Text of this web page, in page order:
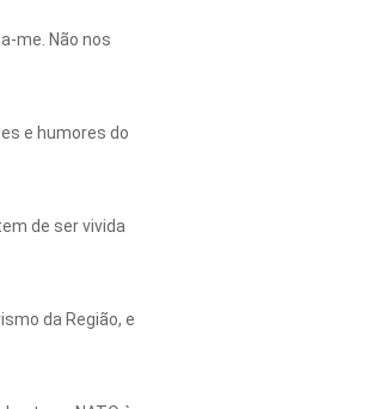
me. Não nos
e humores do
de ser vivida
da Região, e